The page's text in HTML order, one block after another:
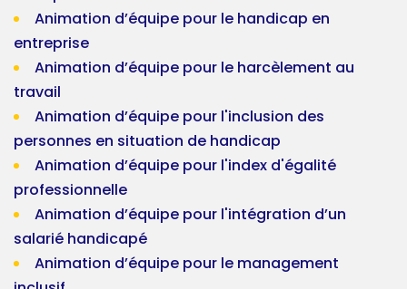
Animation d’équipe pour le handicap en
entreprise
Animation d’équipe pour le harcèlement au
travail
Animation d’équipe pour l'inclusion des
personnes en situation de handicap
Animation d’équipe pour l'index d'égalité
professionnelle
Animation d’équipe pour l'intégration d’un
salarié handicapé
Animation d’équipe pour le management